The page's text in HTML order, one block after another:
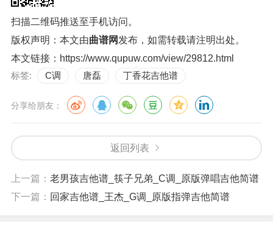
扫描二维码推送至手机访问。
版权声明：本文由曲谱网 发布，如需转载请注明出处。
本文链接： https://www.qupuw.com/view/29812.html
标签:
C调 唐磊 丁香花吉他谱
分享给朋友：
返回列表
上一篇： 老男孩吉他谱_筷子兄弟_C调_原版弹唱吉他简谱
下一篇： 回家吉他谱_王杰_G调_原版指弹吉他简谱